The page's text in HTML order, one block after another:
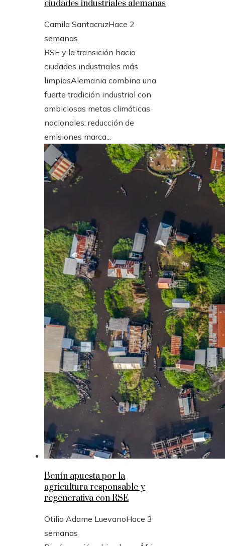
ciudades industriales alemanas
Camila SantacruzHace 2
semanas
RSE y la transición hacia
ciudades industriales más
limpiasAlemania combina una
fuerte tradición industrial con
ambiciosas metas climáticas
nacionales: reducción de
emisiones marca...
Benín apuesta por la
agricultura responsable y
regenerativa con RSE
Otilia Adame LuevanoHace 3
semanas